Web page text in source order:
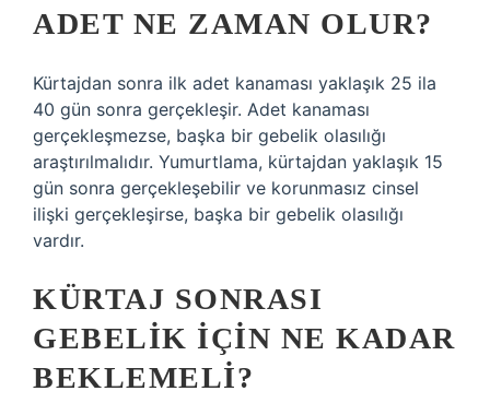
ADET NE ZAMAN OLUR?
Kürtajdan sonra ilk adet kanaması yaklaşık 25 ila
40 gün sonra gerçekleşir. Adet kanaması
gerçekleşmezse, başka bir gebelik olasılığı
araştırılmalıdır. Yumurtlama, kürtajdan yaklaşık 15
gün sonra gerçekleşebilir ve korunmasız cinsel
ilişki gerçekleşirse, başka bir gebelik olasılığı
vardır.
KÜRTAJ SONRASI
GEBELIK IÇIN NE KADAR
BEKLEMELI?